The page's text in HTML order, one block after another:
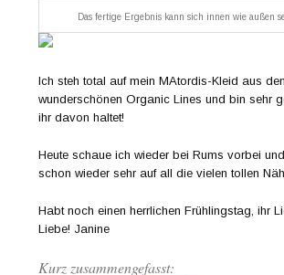
Das fertige Ergebnis kann sich innen wie außen
Ich steh total auf mein MAtordis-Kleid aus
wunderschönen Organic Lines und bin sehr
ihr davon haltet!
Heute schaue ich wieder bei Rums vorbei
schon wieder sehr auf all die vielen tollen
Habt noch einen herrlichen Frühlingstag, ihr
Liebe! Janine
Kurz zusammengefasst: